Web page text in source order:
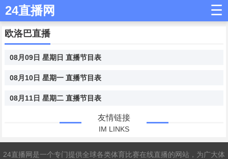
24直播网 ☰
欧洛巴直播
08月09日 星期日 直播节目表
08月10日 星期一 直播节目表
08月11日 星期二 直播节目表
友情链接
IM LINKS
24直播网是一个专门提供全球各类体育比赛在线直播的网站，为广大体